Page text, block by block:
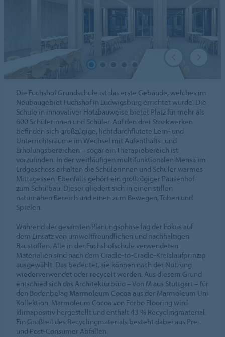
Die Fuchshof Grundschule ist das erste Gebäude, welches im
Neubaugebiet Fuchshof in Ludwigsburg errichtet wurde. Die
Schule in innovativer Holzbauweise bietet Platz für mehr als
600 Schülerinnen und Schüler. Auf den drei Stockwerken
befinden sich großzügige, lichtdurchflutete Lern- und
Unterrichtsräume im Wechsel mit Aufenthalts- und
Erholungsbereichen – sogar ein Therapiebereich ist
vorzufinden. In der weitläufigen multifunktionalen Mensa im
Erdgeschoss erhalten die Schülerinnen und Schüler warmes
Mittagessen. Ebenfalls gehört ein großzügiger Pausenhof
zum Schulbau. Dieser gliedert sich in einen stillen
naturnahen Bereich und einen zum Bewegen, Toben und
Spielen.
Während der gesamten Planungsphase lag der Fokus auf
dem Einsatz von umweltfreundlichen und nachhaltigen
Baustoffen. Alle in der Fuchshofschule verwendeten
Materialien sind nach dem Cradle-to-Cradle-Kreislaufprinzip
ausgewählt. Das bedeutet, sie können nach der Nutzung
wiederverwendet oder recycelt werden. Aus diesem Grund
entschied sich das Architekturbüro – Von M aus Stuttgart – für
den Bodenbelag Marmoleum Cocoa aus der Marmoleum Uni
Kollektion. Marmoleum Cocoa von Forbo Flooring wird
klimapositiv hergestellt und enthält 43 % Recyclingmaterial.
Ein Großteil des Recyclingmaterials besteht dabei aus Pre-
und Post-Consumer Abfällen.